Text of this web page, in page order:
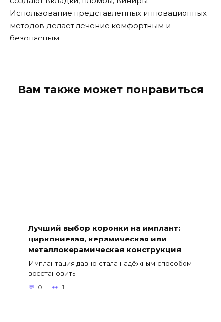
Использование представленных инновационных
методов делает лечение комфортным и
безопасным.
Вам также может понравиться
Лучший выбор коронки на имплант:
циркониевая, керамическая или
металлокерамическая конструкция
Имплантация давно стала надёжным способом
восстановить
0 1